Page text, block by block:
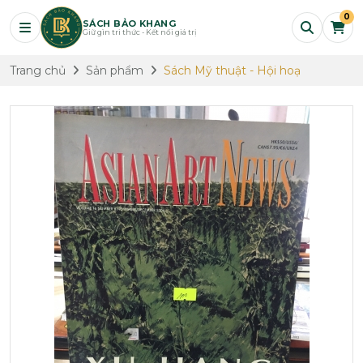
SÁCH BẢO KHANG
Giữ gìn tri thức - Kết nối giá trị
0
Trang chủ Sản phẩm Sách Mỹ thuật - Hội hoạ